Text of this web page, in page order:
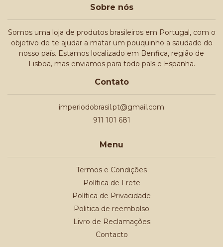
Sobre nós
Somos uma loja de produtos brasileiros em Portugal, com o
objetivo de te ajudar a matar um pouquinho a saudade do
nosso país. Estamos localizado em Benfica, região de
Lisboa, mas enviamos para todo país e Espanha.
Contato
imperiodobrasil.pt@gmail.com
911 101 681
Menu
Termos e Condições
Política de Frete
Política de Privacidade
Politica de reembolso
Livro de Reclamações
Contacto